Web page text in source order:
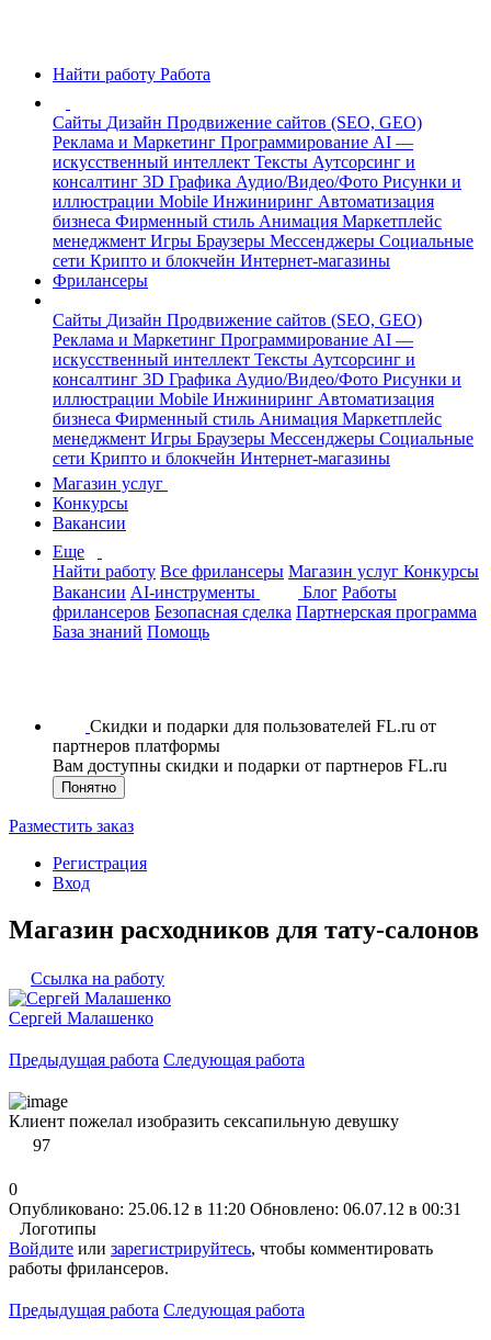
Найти работу Работа
Сайты Дизайн Продвижение сайтов (SEO, GEO)
Реклама и Маркетинг Программирование AI —
искусственный интеллект Тексты Аутсорсинг и
консалтинг 3D Графика Аудио/Видео/Фото Рисунки и
иллюстрации Mobile Инжиниринг Автоматизация
бизнеса Фирменный стиль Анимация Маркетплейс
менеджмент Игры Браузеры Мессенджеры Социальные
сети Крипто и блокчейн Интернет-магазины
Фрилансеры
Сайты Дизайн Продвижение сайтов (SEO, GEO)
Реклама и Маркетинг Программирование AI —
искусственный интеллект Тексты Аутсорсинг и
консалтинг 3D Графика Аудио/Видео/Фото Рисунки и
иллюстрации Mobile Инжиниринг Автоматизация
бизнеса Фирменный стиль Анимация Маркетплейс
менеджмент Игры Браузеры Мессенджеры Социальные
сети Крипто и блокчейн Интернет-магазины
Магазин услуг
Конкурсы
Вакансии
Еще
Найти работу Все фрилансеры Магазин услуг Конкурсы
Вакансии AI-инструменты Блог Работы
фрилансеров Безопасная сделка Партнерская программа
База знаний Помощь
Скидки и подарки для пользователей FL.ru от
партнеров платформы
Вам доступны скидки и подарки от партнеров FL.ru
Понятно
Разместить заказ
Регистрация
Вход
Магазин расходников для тату-салонов
Ссылка на работу
Сергей Малашенко
Предыдущая работа Следующая работа
Клиент пожелал изобразить сексапильную девушку
97
0
Опубликовано: 25.06.12 в 11:20 Обновлено: 06.07.12 в 00:31
Логотипы
Войдите или зарегистрируйтесь, чтобы комментировать
работы фрилансеров.
Предыдущая работа Следующая работа